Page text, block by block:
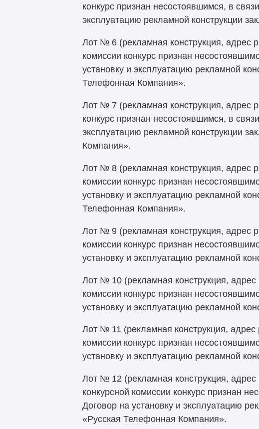
конкурс признан несостоявшимся, в
эксплуатацию рекламной конструкции
Лот № 6 (рекламная конструкция, адрес
комиссии конкурс признан
установку и эксплуатацию рекламной
Телефонная Компания».
Лот № 7 (рекламная конструкция, адрес
конкурс признан несостоявшимся, в
эксплуатацию рекламной конструкции
Компания».
Лот № 8 (рекламная конструкция, адрес
комиссии конкурс признан
установку и эксплуатацию рекламной
Телефонная Компания».
Лот № 9 (рекламная конструкция, адрес
комиссии конкурс признан
установку и эксплуатацию рекламной
Лот № 10 (рекламная конструкция,
комиссии конкурс признан
установку и эксплуатацию рекламной
Лот № 11 (рекламная конструкция,
комиссии конкурс признан
установку и эксплуатацию рекламной
Лот № 12 (рекламная конструкция,
конкурсной комиссии конкурс признан
Договор на установку и эксплуатацию
«Русская Телефонная Компания».